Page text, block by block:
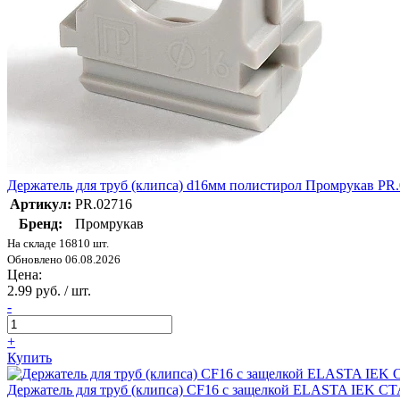
Держатель для труб (клипса) d16мм полистирол Промрукав
Артикул: PR.02716
Бренд:
Промрукав
На складе 16810 шт.
Обновлено 06.08.2026
Цена:
2.99 руб. / шт.
-
+
Купить
Держатель для труб (клипса) CF16 с защелкой ELASTA IEK